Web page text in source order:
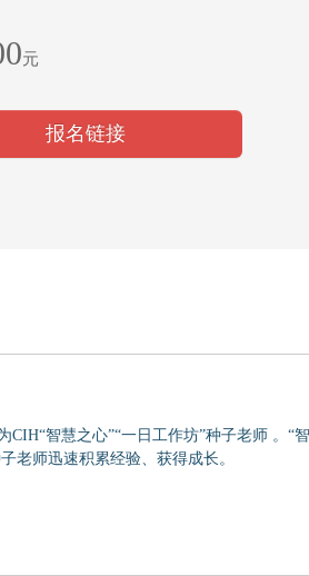
元
报名链接
智慧之心”“一日工作坊”种子老师 。“
老师迅速积累经验、获得成长。